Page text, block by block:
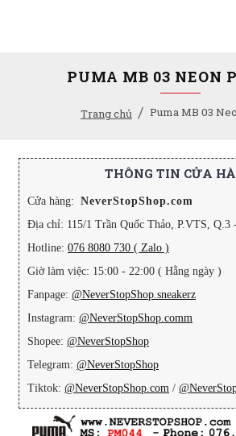
Trang chủ Puma MB 03
PUMA MB 03 NEON
THÔNG TIN CỬA
Cửa hàng: NeverStopShop.com
Địa chỉ: 115/1 Trần Quốc Thảo, P.VTS, Q.3
Hotline: 076 8080 730 ( Zalo )
Giờ làm việc: 15:00 - 22:00 ( Hằng ngày )
Fanpage: @NeverStopShop.sneakerz
Instagram: @NeverStopShop.comm
Shopee: @NeverStopShop
Telegram: @NeverStopShop
Tiktok: @NeverStopShop.com /